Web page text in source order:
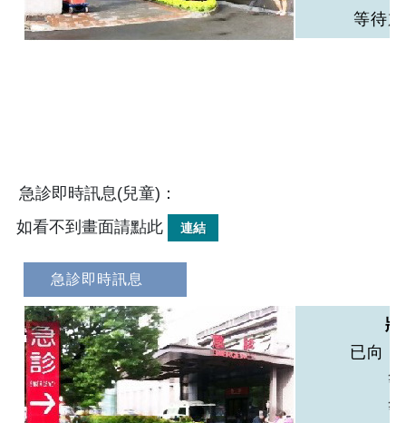
急診即時訊息(兒童)：
如看不到畫面請點此
連結